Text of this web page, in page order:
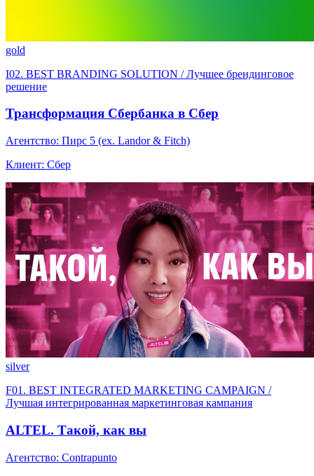
gold
I02. BEST BRANDING SOLUTION / Лучшее брендинговое
решение
Трансформация Сбербанка в Сбер
Агентство: Пирс 5 (ex. Landor & Fitch)
Клиент: Сбер
silver
F01. BEST INTEGRATED MARKETING CAMPAIGN /
Лучшая интегрированная маркетинговая кампания
ALTEL. Такой, как вы
Агентство: Contrapunto